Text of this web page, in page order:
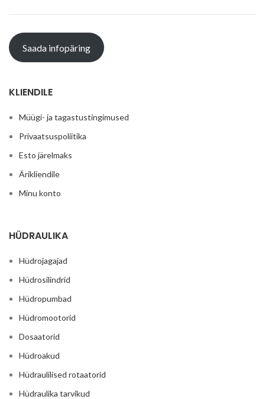
Saada infopäring
KLIENDILE
Müügi- ja tagastustingimused
Privaatsuspoliitika
Esto järelmaks
Ärikliendile
Minu konto
HÜDRAULIKA
Hüdrojagajad
Hüdrosilindrid
Hüdropumbad
Hüdromootorid
Dosaatorid
Hüdroakud
Hüdraulilised rotaatorid
Hüdraulika tarvikud